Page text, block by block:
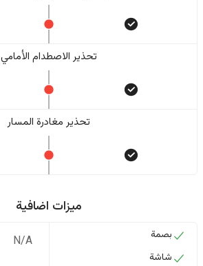
تحذير الاصطدام الأمامي
تحذير مغادرة المسار
ميزات اضافية
بصمة
شاشة
N/A